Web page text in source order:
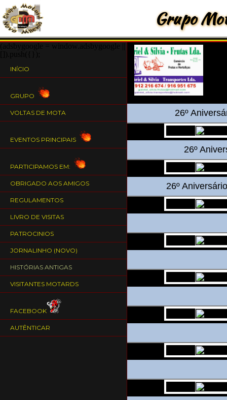
Grupo
INÍCIO
GRUPO
VOLTAS DE MOTA
EVENTOS PRINCIPAIS
PARTICIPAMOS EM:
OBRIGADO AOS AMIGOS
REGULAMENTOS
LIVRO DE VISITAS
PATROCINIOS
JORNALINHO (NOVO)
HISTÓRIAS ANTIGAS
VISITANTES MOTARDS
FACEBOOK
AUTÊNTICAR
26º
26º
26º